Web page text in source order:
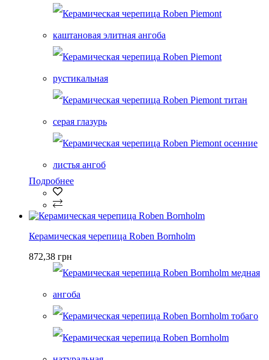
Подробнее
Керамическая черепица Roben Bornholm
872,38 грн